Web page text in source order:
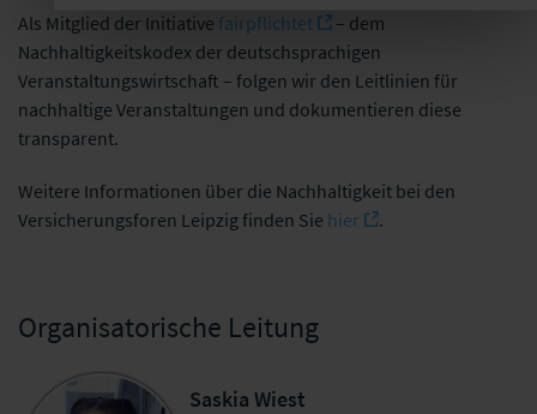
Als Mitglied der Initiative fairpflichtet
– dem
Nachhaltigkeitskodex der deutschsprachigen
Veranstaltungswirtschaft – folgen wir den Leitlinien für
nachhaltige Veranstaltungen und dokumentieren diese
transparent.
Weitere Informationen über die Nachhaltigkeit bei den
Versicherungsforen Leipzig finden Sie hier .
Organisatorische Leitung
Saskia Wiest